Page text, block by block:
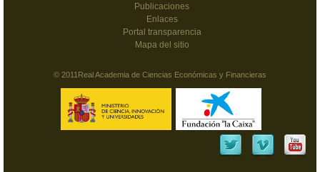
Publicaciones
Enlaces
Portal transparencia
Mapa del sitio
© 2011Real Academia de Ciencias Económicas y Financieras